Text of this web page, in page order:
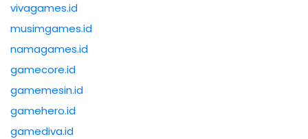
vivagames.id
musimgames.id
namagames.id
gamecore.id
gamemesin.id
gamehero.id
gamediva.id